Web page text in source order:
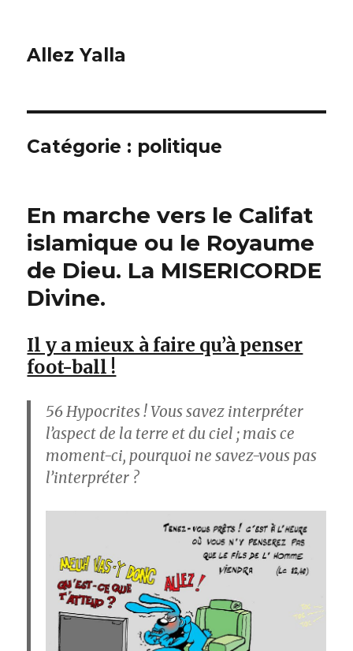
Allez Yalla
Catégorie : politique
En marche vers le Califat
islamique ou le Royaume
de Dieu. La MISERICORDE
Divine.
Il y a mieux à faire qu’à penser
foot-ball !
56Hypocrites ! Vous savez interpréter
l’aspect de la terre et du ciel ; mais ce
moment-ci, pourquoi ne savez-vous pas
l’interpréter ?